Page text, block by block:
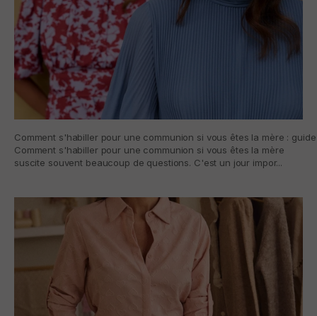
Comment s'habiller pour une communion si vous êtes la mère :
Comment s'habiller pour une communion si vous êtes la mère
suscite souvent beaucoup de questions. C'est un jour impor...